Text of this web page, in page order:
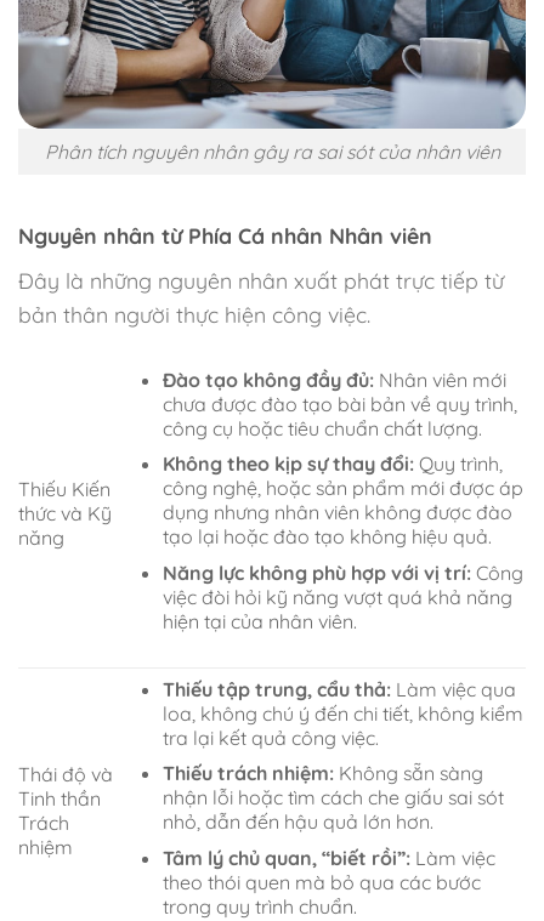
Phân tích nguyên nhân gây ra sai sót của nhân viên
Nguyên nhân từ Phía Cá nhân Nhân viên
Đây là những nguyên nhân xuất phát trực tiếp từ
bản thân người thực hiện công việc.
Thiếu Kiến
thức và Kỹ
năng
Đào tạo không đầy đủ:Nhân viên mới
chưa được đào tạo bài bản về quy trình,
công cụ hoặc tiêu chuẩn chất lượng.
Không theo kịp sự thay đổi:Quy trình,
công nghệ, hoặc sản phẩm mới được áp
dụng nhưng nhân viên không được đào
tạo lại hoặc đào tạo không hiệu quả.
Năng lực không phù hợp với vị trí:Công
việc đòi hỏi kỹ năng vượt quá khả năng
hiện tại của nhân viên.
Thái độ và
Tinh thần
Trách
nhiệm
Thiếu tập trung, cẩu thả:Làm việc qua
loa, không chú ý đến chi tiết, không kiểm
tra lại kết quả công việc.
Thiếu trách nhiệm: Không sẵn sàng
nhận lỗi hoặc tìm cách che giấu sai sót
nhỏ, dẫn đến hậu quả lớn hơn.
Tâm lý chủ quan, “biết rồi”:Làm việc
theo thói quen mà bỏ qua các bước
trong quy trình chuẩn.